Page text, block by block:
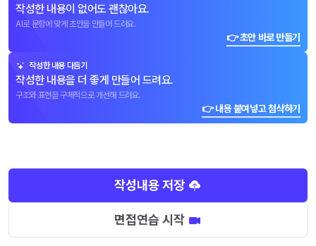
작성한 내용이 없어도 괜찮아요.
AI로 문항에 맞게 초안을 만들어 드려요.
👉 초안 바로 만들기
작성한 내용 다듬기
작성한 내용을 더 좋게 만들어 드려요.
구조와 표현을 구체적으로 개선해 드려요.
👉 내용 붙여넣고 첨삭하기
작성내용 저장
면접연습 시작